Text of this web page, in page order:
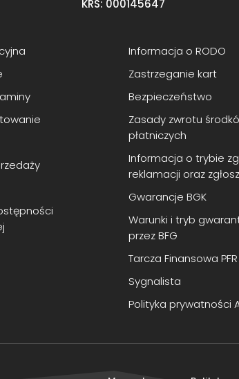
KRS: 000145647
Informacja o RODO
Zastrzeganie kart
Bezpieczeństwo
Zasady zwrotu
płatniczych
Informacja o trybie
reklamacji oraz
Gwarancje BGK
Warunki i tryb
przez BFG
Tarcza Finansowa PFR
Sygnalista
Polityka prywatności